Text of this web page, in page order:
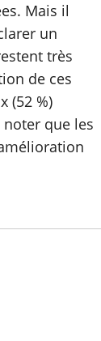
Mais il
un
très
de ces
(52 %)
que les